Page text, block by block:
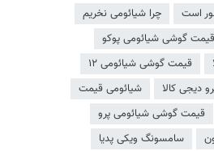
است
چرا شیائومی نخریم
قیمت گوشی شیائومی پوکو
قیمت گوشی شیائومی ۱۲
شیائومی قیمت
قیمت گوشی شیائومی پرو
سامسونگ ویکی پدیا